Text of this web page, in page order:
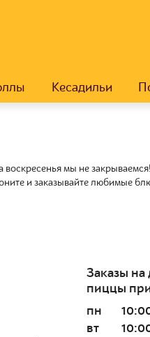
Кесадильи
мы не
и заказывайте любимые
Заказы на
пиццы
пн
вт